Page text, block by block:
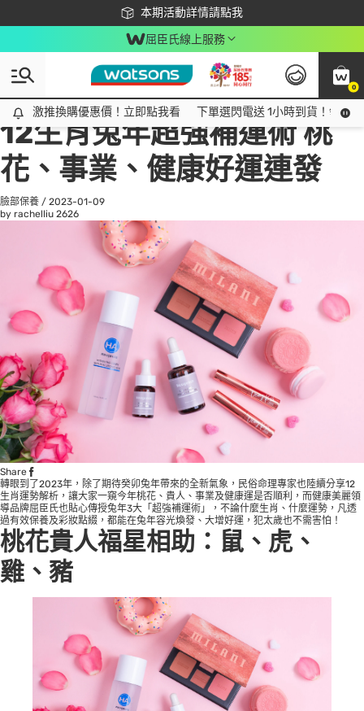
本期活動詳情請點我
下載app最高回饋$350
屈臣氏線上服務
0
激推換購優惠價！立即點我看
激推換購優惠價！立即點我看 下單選閃電送 1小時到貨！領神
All
話題趨勢
12生肖兔年超強補運術 桃
花、事業、健康好運連發
臉部保養 / 2023-01-09
by rachelliu 2626
Share
轉眼到了2023年，除了期待癸卯兔年帶來的全新氣象，民俗命理專家也陸續分享12
生肖運勢解析，讓大家一窺今年桃花、貴人、事業及健康運是否順利，而健康美麗領
導品牌屈臣氏也貼心傳授兔年3大「超強補運術」，不論什麼生肖、什麼運勢，凡透
過有效保養及彩妝點綴，都能在兔年容光煥發、大增好運，犯太歲也不需害怕！
桃花貴人福星相助：鼠、虎、
雞、豬